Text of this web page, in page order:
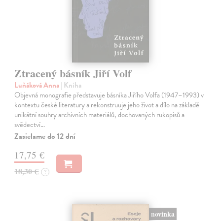
Ztracený básník Jiří Volf
Luňáková Anna| Kniha
Objevná monografie představuje básníka Jiřího Volfa (1947–1993) v
kontextu české literatury a rekonstruuje jeho život a dílo na základě
unikátní souhry archivních materiálů, dochovaných rukopisů a
svědectví…
Zasielame do 12 dní
17,75 €
18,30 € ?
novinka